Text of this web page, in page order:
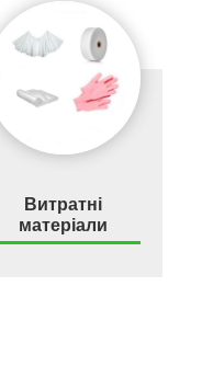
Витратні
матеріали